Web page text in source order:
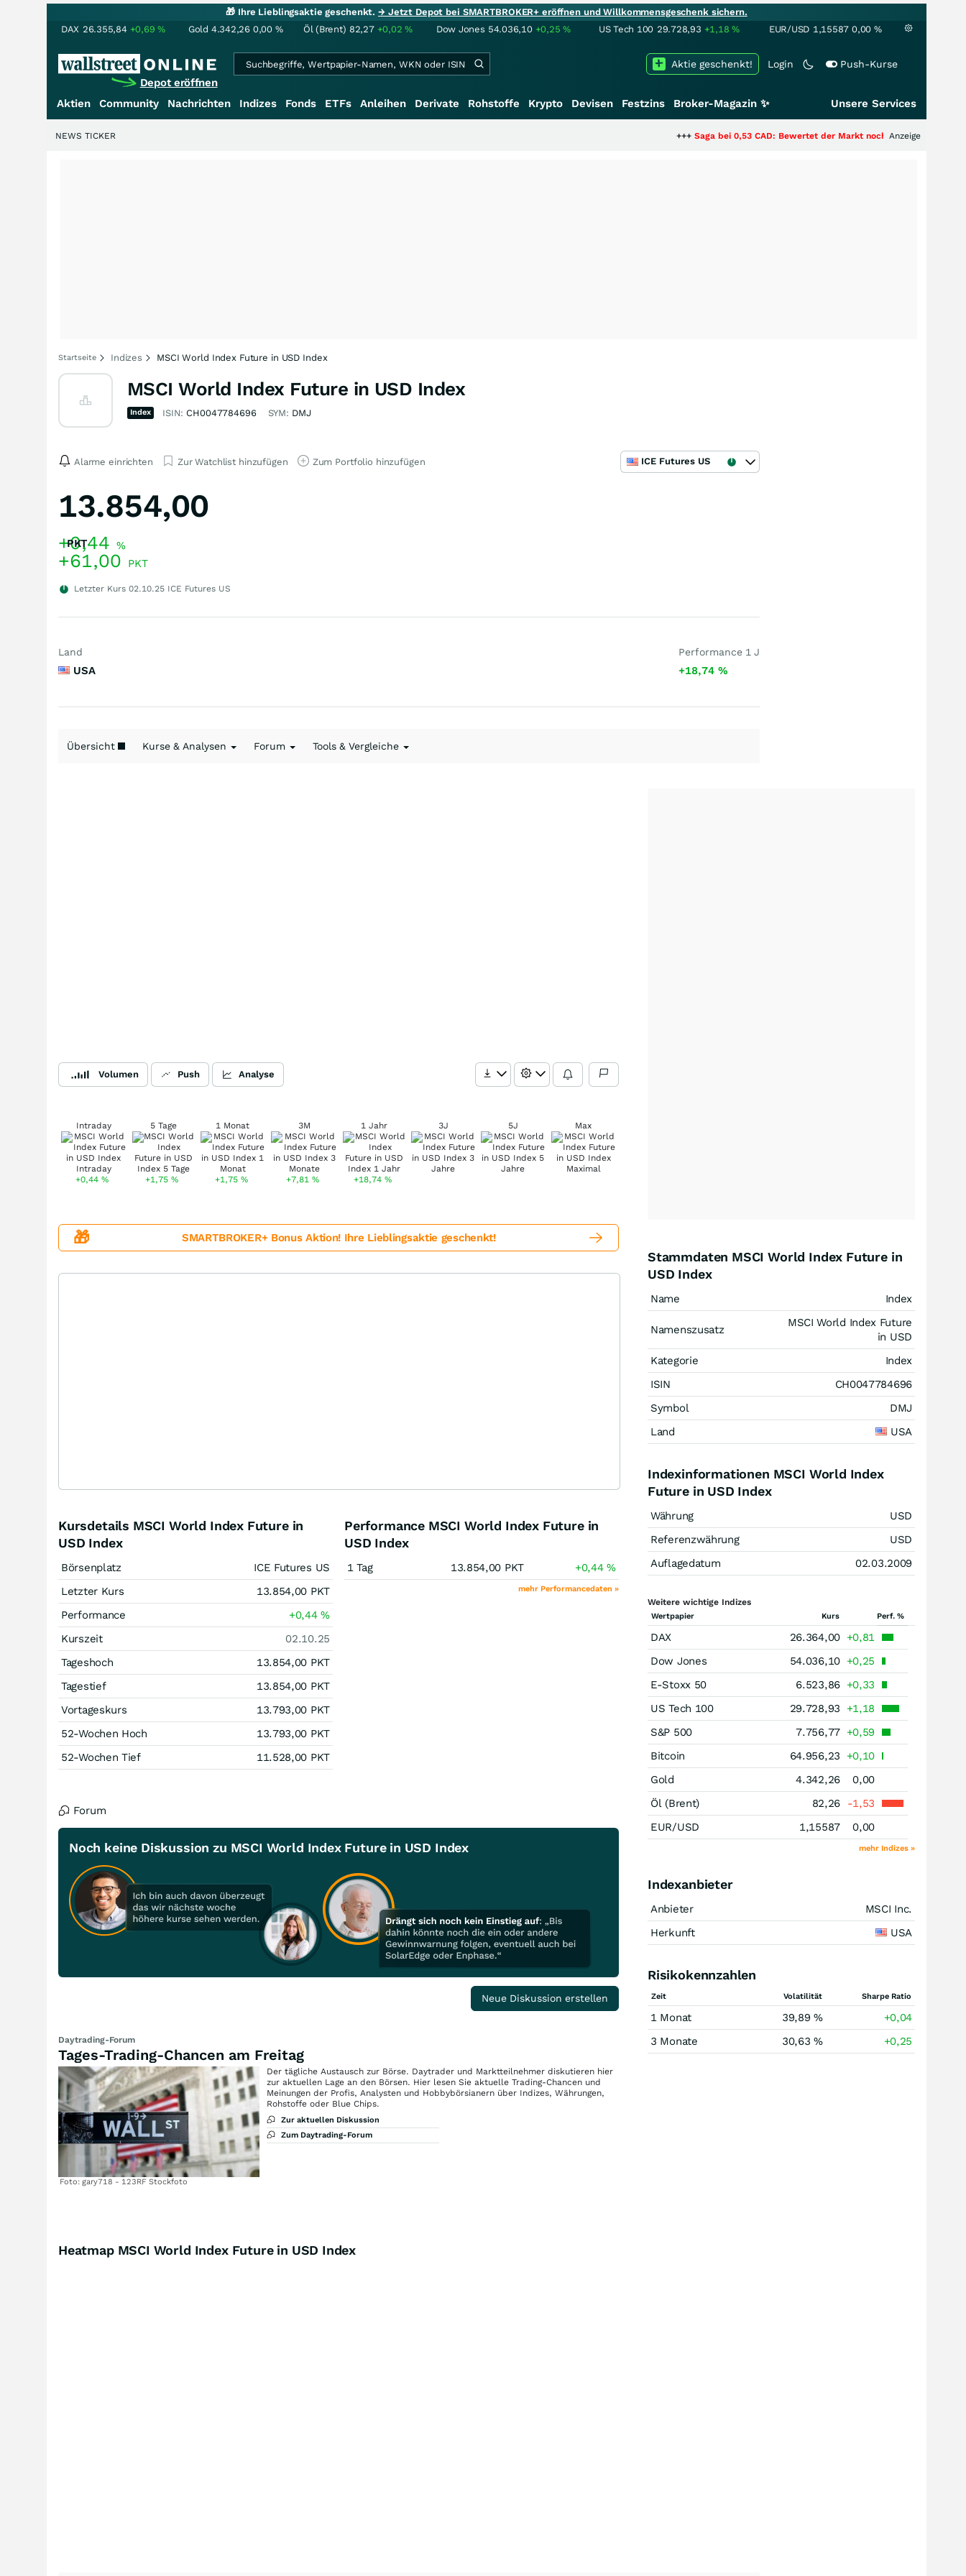
🎁 Ihre Lieblingsaktie geschenkt.→ Jetzt Depot bei SMARTBROKER+ eröffnen und Willkommensgeschenk sichern.
DAX 26.355,84 +0,69% Gold 4.342,26 0,00 % Öl (Brent) 82,27 +0,02% Dow Jones 54.036,10 +0,25% US Tech 100 29.728,93 +1,18% EUR/USD 1,15587 0,00 %
Depot eröffnen
Login Push-Kurse
Aktie geschenkt!
Aktien Community Nachrichten Indizes Fonds ETFs Anleihen Derivate Rohstoffe Krypto Devisen Festzins Broker-Magazin ✨ Unsere Services
Saga bei 0,53 CAD: Bewertet der Markt noch immer nur die Hälfte der
Anzeige
NEWS TICKER
Startseite Indizes MSCI World Index Future in USD Index
MSCI World Index Future in USD Index
Index ISIN: CH0047784696 SYM: DMJ
Alarme einrichten Zur Watchlist hinzufügen Zum Portfolio hinzufügen ICE Futures US
13.854,00
PKT
+0,44 %
+61,00 PKT
Letzter Kurs 02.10.25 ICE Futures US
Land
USA
Performance 1 J
+18,74 %
Übersicht Kurse & Analysen Forum Tools & Vergleiche
Volumen Push Analyse
Intraday
+0,44%
5 Tage
+1,75%
1 Monat
+1,75 %
3M
+7,81 %
1 Jahr
+18,74%
3J 5J Max
🎁 SMARTBROKER+ Bonus Aktion! Ihre Lieblingsaktie geschenkt!
Kursdetails MSCI World Index Future in
USD Index
Börsenplatz
ICE Futures US
Letzter Kurs
13.854,00 PKT
Performance
+0,44%
Kurszeit
02.10.25
Tageshoch
13.854,00 PKT
Tagestief
13.854,00 PKT
Vortageskurs
13.793,00 PKT
52-Wochen Hoch
13.793,00 PKT
52-Wochen Tief
11.528,00 PKT
Performance MSCI World Index Future in
USD Index
1 Tag 13.854,00 PKT +0,44%
mehr Performancedaten »
Forum
Noch keine Diskussion zu MSCI World Index Future in USD Index
Neue Diskussion erstellen
Daytrading-Forum
Tages-Trading-Chancen am Freitag
Foto: gary718 - 123RF Stockfoto
Der tägliche Austausch zur Börse. Daytrader und Marktteilnehmer diskutieren hier
zur aktuellen Lage an den Börsen. Hier lesen Sie aktuelle Trading-Chancen und
Meinungen der Profis, Analysten und Hobbybörsianern über Indizes, Währungen,
Rohstoffe oder Blue Chips.
Zur aktuellen Diskussion
Zum Daytrading-Forum
Stammdaten MSCI World Index Future in
USD Index
Name Index
Namenszusatz
MSCI World Index Future
in USD
Kategorie
Index
ISIN
CH0047784696
Symbol
DMJ
Land
USA
Indexinformationen MSCI World Index
Future in USD Index
Währung
USD
Referenzwährung
USD
Auflagedatum
02.03.2009
Weitere wichtige Indizes
Wertpapier Kurs Perf. %
DAX 26.364,00 +0,81
Dow Jones
54.036,10 +0,25
E-Stoxx 50
6.523,86 +0,33
US Tech 100
29.728,93
+1,18
S&P 500
7.756,77 +0,59
Bitcoin
64.956,23
+0,10
Gold
4.342,26
0,00
Öl (Brent)
82,26
-1,53
EUR/USD
1,15587 0,00
mehr Indizes »
Indexanbieter
Anbieter
MSCI Inc.
Herkunft
USA
Risikokennzahlen
Zeit Volatilität Sharpe Ratio
1 Monat 39,89 %
+0,04
3 Monate
30,63 % +0,25
Heatmap MSCI World Index Future in USD Index